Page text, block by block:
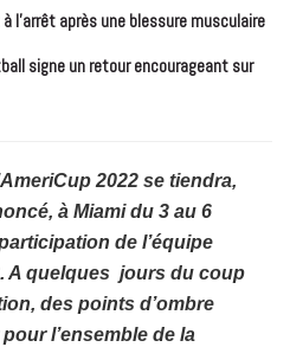
l’arrêt après une blessure musculaire
signe un retour encourageant sur
2022 se tiendra,
à Miami du 3 au 6
de l’équipe
A quelques jours du coup
des points d’ombre
l’ensemble de la